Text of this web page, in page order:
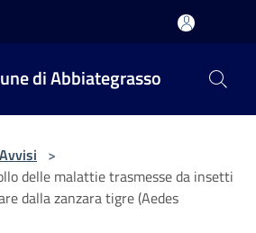
di Abbiategrasso
Avvisi >
delle malattie trasmesse da insetti
dalla zanzara tigre (Aedes